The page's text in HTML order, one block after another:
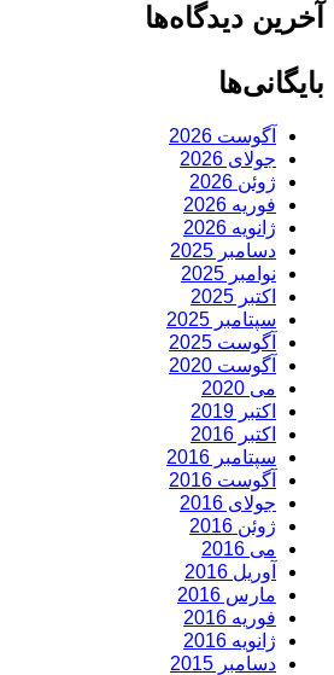
آخرین دیدگاه‌ها
بایگانی‌ها
آگوست 2026
جولای 2026
ژوئن 2026
فوریه 2026
ژانویه 2026
دسامبر 2025
نوامبر 2025
اکتبر 2025
سپتامبر 2025
آگوست 2025
آگوست 2020
می 2020
اکتبر 2019
اکتبر 2016
سپتامبر 2016
آگوست 2016
جولای 2016
ژوئن 2016
می 2016
آوریل 2016
مارس 2016
فوریه 2016
ژانویه 2016
دسامبر 2015